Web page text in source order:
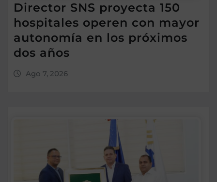
Director SNS proyecta 150
hospitales operen con mayor
autonomía en los próximos
dos años
Ago 7, 2026